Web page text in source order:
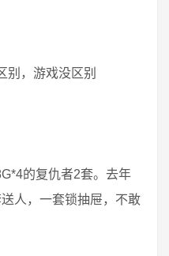
别，游戏没区别
的复仇者2套。去年
人，一套锁抽屉，不敢